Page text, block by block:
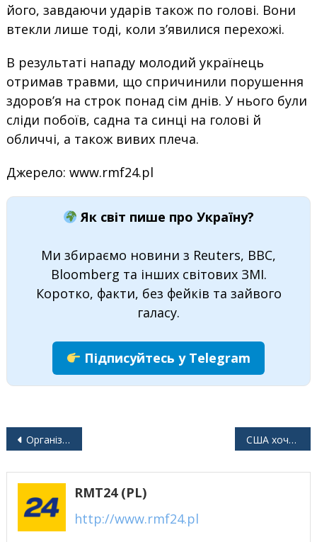
його, завдаючи ударів також по голові. Вони
втекли лише тоді, коли з’явилися перехожі.
В результаті нападу молодий українець
отримав травми, що спричинили порушення
здоров’я на строк понад сім днів. У нього були
сліди побоїв, садна та синці на голові й
обличчі, а також вивих плеча.
Джерело: www.rmf24.pl
Як світ пише про Україну?
Ми збираємо новини з Reuters, BBC,
Bloomberg та інших світових ЗМІ.
Коротко, факти, без фейків та зайвого
галасу.
Підписуйтесь у Telegram
Навігація
Організація критикує план Фінляндії з впровадження регламенту ЄС про відновлення природи США хочуть, щоб Україна допомогла пом’якшити обмеження на білоруський калій
RMT24 (PL)
http://www.rmf24.pl